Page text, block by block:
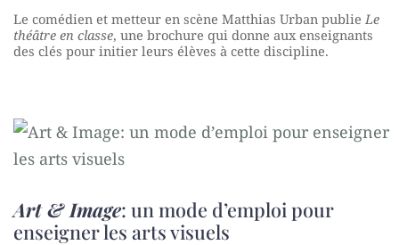
Le comédien et metteur en scène Matthias Urban publie Le
théâtre en classe, une brochure qui donne aux enseignants
des clés pour initier leurs élèves à cette discipline.
Art & Image: un mode d’emploi pour
enseigner les arts visuels